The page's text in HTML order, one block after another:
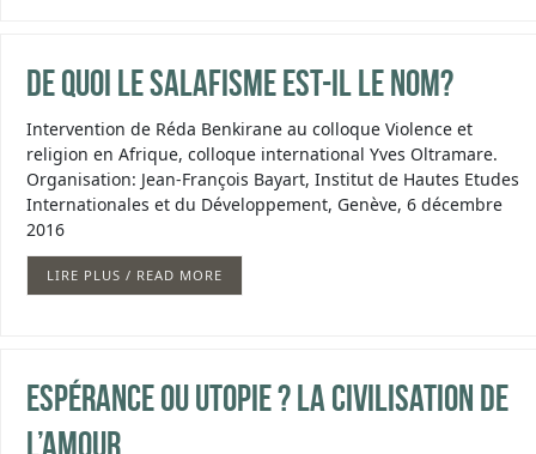
De quoi le salafisme est-il le nom?
Intervention de Réda Benkirane au colloque Violence et
religion en Afrique, colloque international Yves Oltramare.
Organisation: Jean-François Bayart, Institut de Hautes Etudes
Internationales et du Développement, Genève, 6 décembre
2016
LIRE PLUS / READ MORE
Espérance ou Utopie ? La Civilisation de
l’Amour